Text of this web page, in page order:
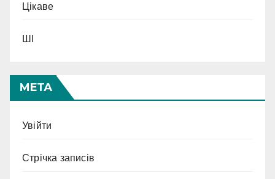
Цікаве
ШІ
МЕТА
Увійти
Стрічка записів